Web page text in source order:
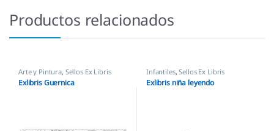
Productos relacionados
Arte y Pintura, Sellos Ex Libris
Exlibris Guernica
Infantiles,Sellos Ex Libris
Exlibris niña leyendo